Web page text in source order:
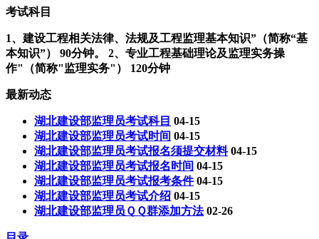
考试科目
1、建设工程相关法律、法规及工程监理基本知识”（简称“基
本知识”） 90分钟。 2、专业工程基础理论及监理实务操
作"（简称"监理实务"） 120分钟
最新动态
湖北建设部监理员考试科目 04-15
湖北建设部监理员考试时间 04-15
湖北建设部监理员考试报名须提交材料 04-15
湖北建设部监理员考试报名时间 04-15
湖北建设部监理员考试报考条件 04-15
湖北建设部监理员考试介绍 04-15
湖北建设部监理员ＱＱ群添加方法 02-26